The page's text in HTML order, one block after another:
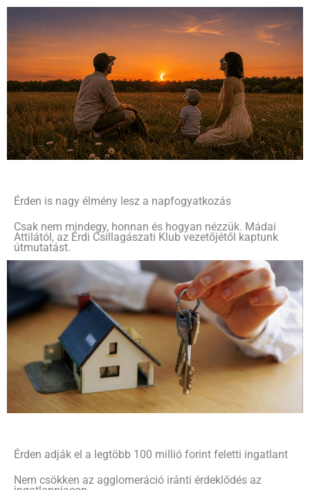
Érden is nagy élmény lesz a napfogyatkozás
Csak nem mindegy, honnan és hogyan nézzük. Mádai
Attilától, az Érdi Csillagászati Klub vezetőjétől kaptunk
útmutatást.
Érden adják el a legtöbb 100 millió forint feletti ingatlant
Nem csökken az agglomeráció iránti érdeklődés az